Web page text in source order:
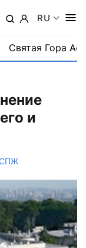
RU
Святая Гора
и
СПЖ